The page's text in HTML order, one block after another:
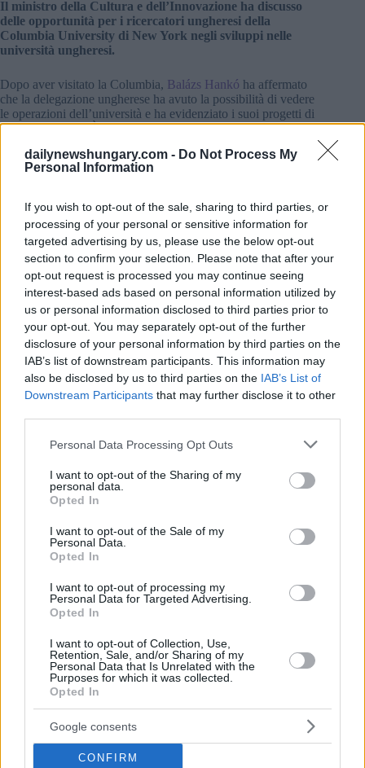
dailynewshungary.com - Do Not Process My
Personal Information
If you wish to opt-out of the sale, sharing to third parties, or
processing of your personal or sensitive information for
targeted advertising by us, please use the below opt-out
section to confirm your selection. Please note that after your
opt-out request is processed you may continue seeing
interest-based ads based on personal information utilized by
us or personal information disclosed to third parties prior to
your opt-out. You may separately opt-out of the further
disclosure of your personal information by third parties on the
IAB’s list of downstream participants. This information may
also be disclosed by us to third parties on the IAB’s List of
Downstream Participants that may further disclose it to other
Please note that this website/app uses one or more Google
not limited to your visit or usage behaviour. You may click to
grant or deny consent to Google and its third-party tags to
use your data for below specified purposes in below Google
consent section.
Personal Data Processing Opt Outs
I want to opt-out of the Sharing of my
personal data.
Opted In
I want to opt-out of the Sale of my
Personal Data.
Opted In
I want to opt-out of processing my
Personal Data for Targeted Advertising.
Opted In
I want to opt-out of Collection, Use,
Retention, Sale, and/or Sharing of my
Personal Data that Is Unrelated with the
Purposes for which it was collected.
Opted In
Google consents
CONFIRM
Il ministro della Cultura e dell’Innovazione ha discusso
delle opportunità per i ricercatori ungheresi della
Columbia University di New York negli sviluppi nelle
università ungheresi.
Dopo aver visitato la Columbia, Balázs Hankó ha affermato
che la delegazione ungherese ha avuto la possibilità di vedere
le operazioni dell’università e ha evidenziato i suoi progetti di
ricerca e risultati. È stata inoltre data loro l’opportunità di
particolare riguardo alla ricerca e all’innovazione. “È stato
raggiunto un accordo sulle modalità con cui ricercatori e
sviluppo delle università ungheresi, ha affermato il ministro.
Durante la sua visita, Hankó ha tenuto una conferenza al
New York Young Republican Club, concentrandosi sui
risultati della politica familiare, dell’istruzione superiore,
dell’innovazione e della cultura dell’Ungheria. Giovedì
Hankó incontrerà i membri dell’amministrazione statunitense,
tra cui Linda McMahon, la segretaria americana
dell’istruzione.
Leggi anche:
Il personale della più grande università ungherese
Le università ungheresi saltano nelle classifiche globali,
governo ungherese
Leave a Reply
Your email address will not be published.
*
*
Website